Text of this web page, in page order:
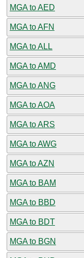
MGA to AED
MGA to AFN
MGA to ALL
MGA to AMD
MGA to ANG
MGA to AOA
MGA to ARS
MGA to AWG
MGA to AZN
MGA to BAM
MGA to BBD
MGA to BDT
MGA to BGN